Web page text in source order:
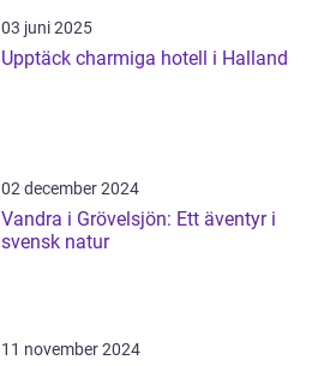
03 juni 2025
Upptäck charmiga hotell i Halland
02 december 2024
Vandra i Grövelsjön: Ett äventyr i
svensk natur
11 november 2024